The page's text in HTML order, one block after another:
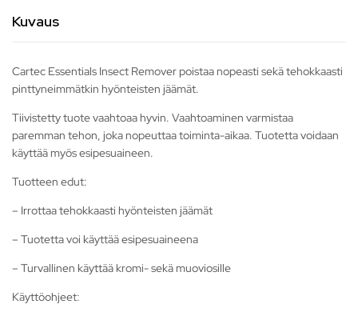
Kuvaus
Cartec Essentials Insect Remover poistaa nopeasti sekä tehokkaasti
pinttyneimmätkin hyönteisten jäämät.
Tiivistetty tuote vaahtoaa hyvin. Vaahtoaminen varmistaa
paremman tehon, joka nopeuttaa toiminta-aikaa. Tuotetta voidaan
käyttää myös esipesuaineen.
Tuotteen edut:
– Irrottaa tehokkaasti hyönteisten jäämät
– Tuotetta voi käyttää esipesuaineena
– Turvallinen käyttää kromi- sekä muoviosille
Käyttöohjeet: